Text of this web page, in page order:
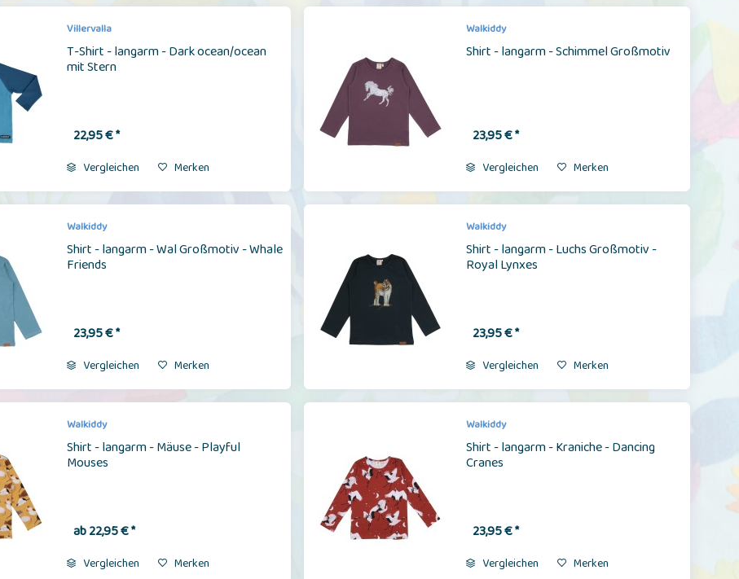
Villervalla
T-Shirt - langarm - Dark ocean/ocean
mit Stern
22,95 € *
Vergleichen Merken
Walkiddy
Shirt - langarm - Schimmel Großmotiv
23,95 € *
Vergleichen Merken
Walkiddy
Shirt - langarm - Wal Großmotiv - Whale
Friends
23,95 € *
Vergleichen Merken
Walkiddy
Shirt - langarm - Luchs Großmotiv -
Royal Lynxes
23,95 € *
Vergleichen Merken
Walkiddy
Shirt - langarm - Mäuse - Playful
Mouses
ab 22,95 € *
Vergleichen Merken
Walkiddy
Shirt - langarm - Kraniche - Dancing
Cranes
23,95 € *
Vergleichen Merken